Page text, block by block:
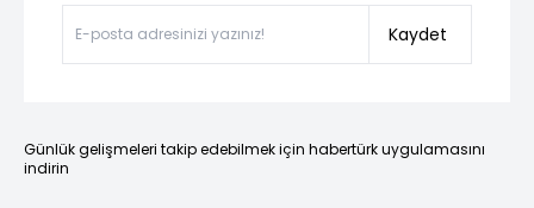
Kaydet
Günlük gelişmeleri takip edebilmek için habertürk uygulamasını
indirin